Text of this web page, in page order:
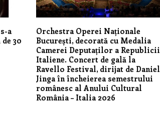
a
30
Orchestra Operei Naționale
București, decorată cu Medalia
Camerei Deputaților a Republicii
Italiene. Concert de gală la
Ravello Festival, dirijat de Daniel
Jinga în încheierea semestrului
românesc al Anului Cultural
România – Italia 2026